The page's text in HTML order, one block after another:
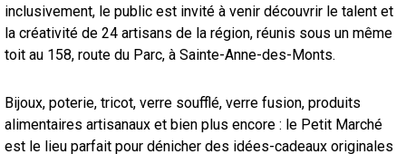
inclusivement, le public est invité à venir découvrir le talent et
la créativité de 24 artisans de la région, réunis sous un même
toit au 158, route du Parc, à Sainte-Anne-des-Monts.
Bijoux, poterie, tricot, verre soufflé, verre fusion, produits
alimentaires artisanaux et bien plus encore : le Petit Marché
est le lieu parfait pour dénicher des idées-cadeaux originales